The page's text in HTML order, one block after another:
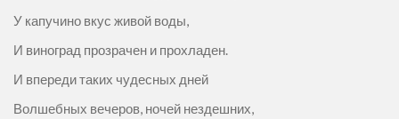
У капучино вкус живой воды,
И виноград прозрачен и прохладен.
И впереди таких чудесных дней
Волшебных вечеров, ночей нездешних,